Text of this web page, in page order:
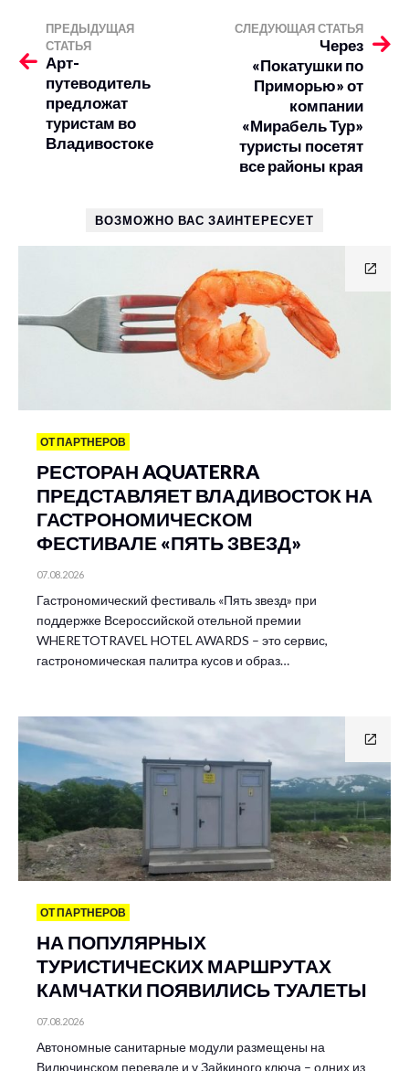
ПРЕДЫДУЩАЯ
СТАТЬЯ
Арт-
путеводитель
предложат
туристам во
Владивостоке
СЛЕДУЮЩАЯ СТАТЬЯ
Через
«Покатушки по
Приморью» от
компании
«Мирабель Тур»
туристы посетят
все районы края
ВОЗМОЖНО ВАС ЗАИНТЕРЕСУЕТ
ОТ ПАРТНЕРОВ
РЕСТОРАН AQUATERRA
ПРЕДСТАВЛЯЕТ ВЛАДИВОСТОК НА
ГАСТРОНОМИЧЕСКОМ
ФЕСТИВАЛЕ «ПЯТЬ ЗВЕЗД»
07.08.2026
Гастрономический фестиваль «Пять звезд» при
поддержке Всероссийской отельной премии
WHERETOTRAVEL HOTEL AWARDS – это сервис,
гастрономическая палитра кусов и образ…
ОТ ПАРТНЕРОВ
НА ПОПУЛЯРНЫХ
ТУРИСТИЧЕСКИХ МАРШРУТАХ
КАМЧАТКИ ПОЯВИЛИСЬ ТУАЛЕТЫ
07.08.2026
Автономные санитарные модули размещены на
Вилючинском перевале и у Зайкиного ключа – одних из